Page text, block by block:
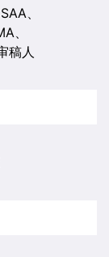
、
、
稿人